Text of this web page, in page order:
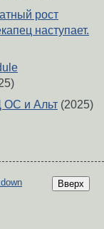
рост
наступает.
ОС и Альт (2025)
Вверх